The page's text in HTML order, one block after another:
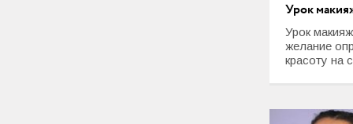
Урок
Урок
желание
красоту на